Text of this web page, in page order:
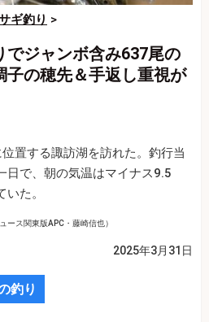
ギ釣り >
でジャンボ含み637尾の
子の穂先＆手返し重視が
置する諏訪湖を訪れた。釣行当
日で、朝の気温はマイナス9.5
た。
ース関東版APC・藤崎信也）
2025年3月31日
釣り